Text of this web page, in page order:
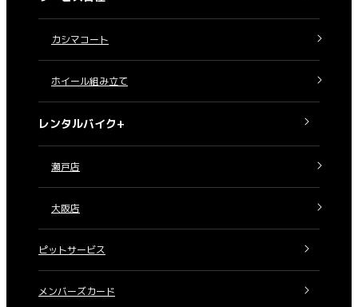
カシマコート
ホイール組み立て
レンタルバイク+
瀬戸店
大阪店
ピットサービス
メンバーズカード